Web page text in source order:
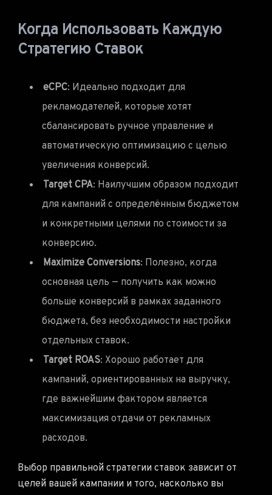
Когда Использовать Каждую
Стратегию Ставок
eCPC: Идеально подходит для
рекламодателей, которые хотят
сбалансировать ручное управление и
автоматическую оптимизацию с целью
увеличения конверсий.
Target CPA: Наилучшим образом подходит
для кампаний с определённым бюджетом
и конкретными целями по стоимости за
конверсию.
Maximize Conversions: Полезно, когда
основная цель — получить как можно
больше конверсий в рамках заданного
бюджета, без необходимости настройки
отдельных ставок.
Target ROAS: Хорошо работает для
кампаний, ориентированных на выручку,
где важнейшим фактором является
максимизация отдачи от рекламных
расходов.
Выбор правильной стратегии ставок зависит от
целей вашей кампании и того, насколько вы